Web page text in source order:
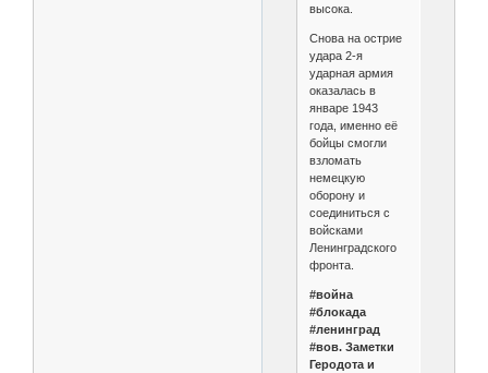
высока.
Снова на острие
удара 2-я
ударная армия
оказалась в
январе 1943
года, именно её
бойцы смогли
взломать
немецкую
оборону и
соединиться с
войсками
Ленинградского
фронта.
#война
#блокада
#ленинград
#вов. Заметки
Геродота и